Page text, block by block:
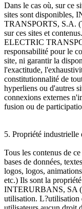
Dans le cas où, sur ce
sites sont
TRANSPORTS, S.A.
sur ces sites et
ELECTRIC
responsabilité pour le
site, ni garantir la
l'exactitude,
constitutionnalité de
hyperliens ou d'autres
connexions externes
fusion ou de
5. Propriété industrielle
Tous les contenus de
bases de données,
logos, logos,
etc.) Ils sont la
INTERURBANS, SA
utilisation. L?utilisation